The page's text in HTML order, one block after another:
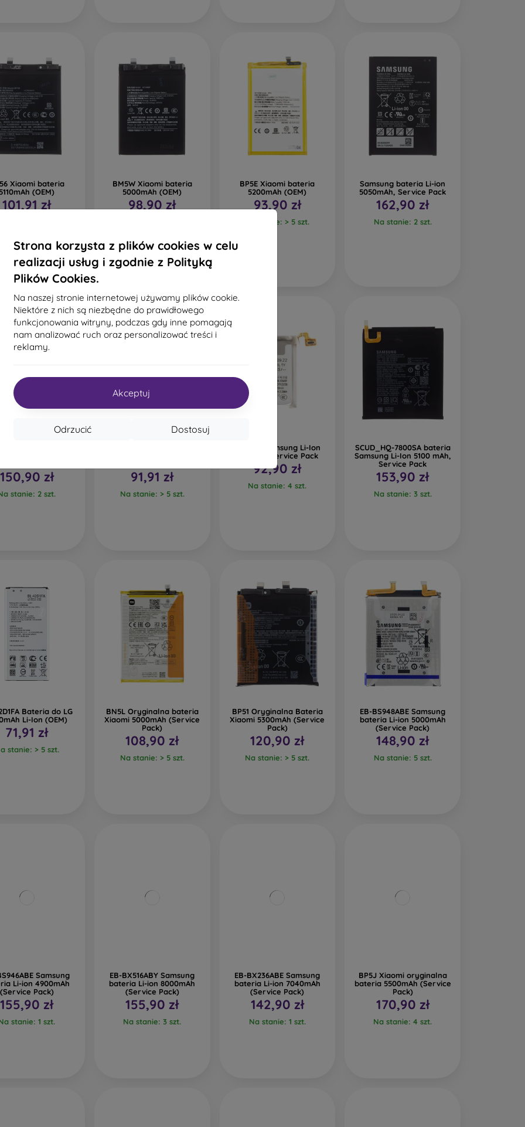
Strona korzysta z plików cookies w celu
realizacji usług i zgodnie z Polityką
Plików Cookies.
Na naszej stronie internetowej używamy plików cookie.
Niektóre z nich są niezbędne do prawidłowego
funkcjonowania witryny, podczas gdy inne pomagają
nam analizować ruch oraz personalizować treści i
reklamy.
Akceptuj
Dostosuj
Odrzucić
Xiaomi bateria
(OEM)
101,91 zł
BM5W Xiaomi bateria
5000mAh (OEM)
98,90 zł
BP5E Xiaomi bateria
5200mAh (OEM)
93,90 zł
Na stanie: > 5 szt.
Samsung bateria Li-ion
5050mAh, Service Pack
162,90 zł
Na stanie: 2 szt.
150,90 zł
stanie: 2 szt.
91,91 zł
Na stanie: > 5 szt.
Bateria Samsung Li-Ion
590mAh, Service Pack
92,90 zł
Na stanie: 4 szt.
SCUD_HQ-7800SA bateria
Samsung Li-Ion 5100 mAh,
Service Pack
153,90 zł
Na stanie: 3 szt.
Bateria do LG
Li-Ion (OEM)
71,91 zł
stanie: > 5 szt.
BN5L Oryginalna bateria
Xiaomi 5000mAh (Service
Pack)
108,90 zł
Na stanie: > 5 szt.
BP51 Oryginalna Bateria
Xiaomi 5300mAh (Service
Pack)
120,90 zł
Na stanie: > 5 szt.
EB-BS948ABE Samsung
bateria Li-ion 5000mAh
(Service Pack)
148,90 zł
Na stanie: 5 szt.
Samsung
Li-ion 4900mAh
(Service Pack)
155,90 zł
stanie: 1 szt.
EB-BX516ABY Samsung
bateria Li-ion 8000mAh
(Service Pack)
155,90 zł
Na stanie: 3 szt.
EB-BX236ABE Samsung
bateria Li-ion 7040mAh
(Service Pack)
142,90 zł
Na stanie: 1 szt.
BP5J Xiaomi oryginalna
bateria 5500mAh (Service
Pack)
170,90 zł
Na stanie: 4 szt.